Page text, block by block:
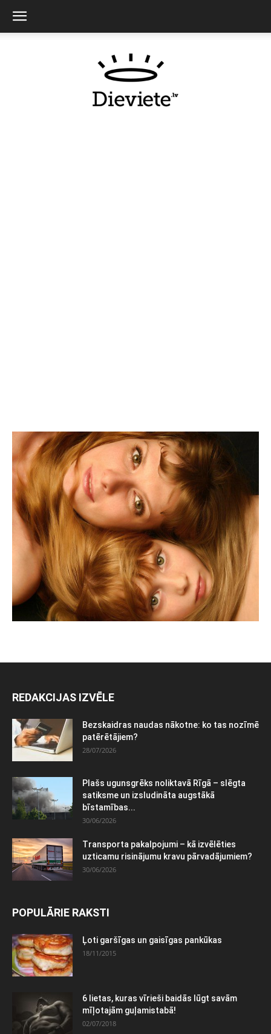
REDAKCIJAS IZVĒLE
Bezskaidras naudas nākotne: ko tas nozīmē
patērētājiem?
28/07/2026
Plašs ugunsgrēks noliktavā Rīgā – slēgta
satiksme un izsludināta augstākā
bīstamības...
30/06/2026
Transporta pakalpojumi – kā izvēlēties
uzticamu risinājumu kravu pārvadājumiem?
30/06/2026
POPULĀRIE RAKSTI
Ļoti garšīgas un gaisīgas pankūkas
18/11/2015
6 lietas, kuras vīrieši baidās lūgt savām
mīļotajām guļamistabā!
02/07/2018